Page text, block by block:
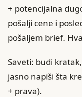
+ potencijalna
pošalji cene i
pošaljem brief.
Saveti: budi
jasno napiši šta
+ prava).